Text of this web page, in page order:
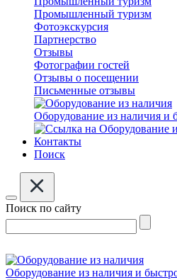
Промышленный туризм
Фотоэкскурсия
Партнерство
Отзывы
Фотографии гостей
Отзывы о посещении
Письменные отзывы
Оборудование из наличия и
Контакты
Поиск
Поиск по сайту
Оборудование из наличия и